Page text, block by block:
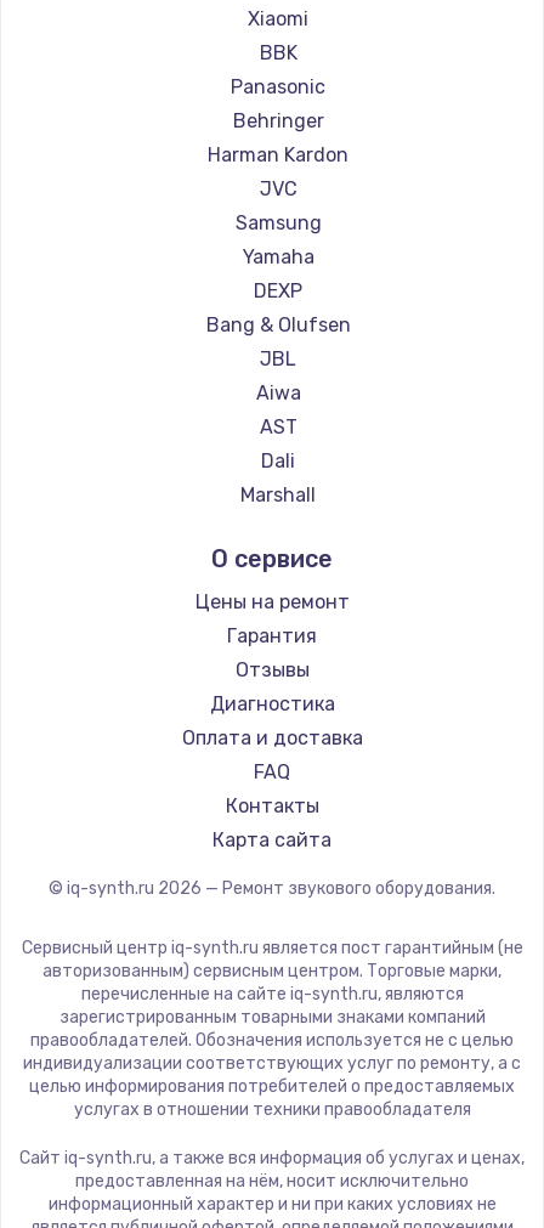
Xiaomi
BBK
Panasonic
Behringer
Harman Kardon
JVC
Samsung
Yamaha
DEXP
Bang & Olufsen
JBL
Aiwa
AST
Dali
Marshall
О сервисе
Цены на ремонт
Гарантия
Отзывы
Диагностика
Оплата и доставка
FAQ
Контакты
Карта сайта
© iq-synth.ru 2026 — Ремонт звукового оборудования.
Сервисный центр iq-synth.ru является пост гарантийным (не
авторизованным) сервисным центром. Торговые марки,
перечисленные на сайте iq-synth.ru, являются
зарегистрированным товарными знаками компаний
правообладателей. Обозначения используется не с целью
индивидуализации соответствующих услуг по ремонту, а с
целью информирования потребителей о предоставляемых
услугах в отношении техники правообладателя
Сайт iq-synth.ru, а также вся информация об услугах и ценах,
предоставленная на нём, носит исключительно
информационный характер и ни при каких условиях не